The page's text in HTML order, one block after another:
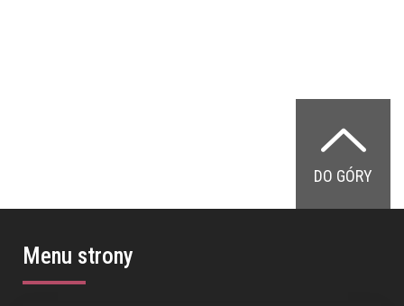
DO GÓRY
Menu strony